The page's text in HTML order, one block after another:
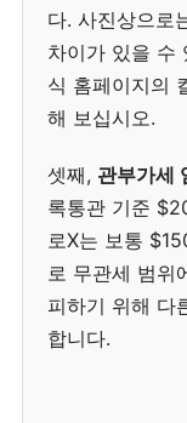
다. 사진상으로
차이가 있을 수
식 홈페이지의
해 보십시오.
셋째, 관부가세
록통관 기준
로X는 보통
로 무관세 범위
피하기 위해 다
합니다.